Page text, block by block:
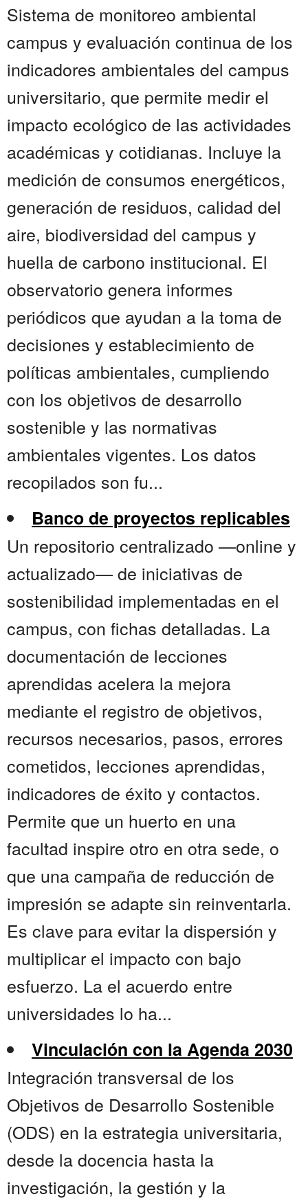
Sistema de monitoreo ambiental
campus y evaluación continua de los
indicadores ambientales del campus
universitario, que permite medir el
impacto ecológico de las actividades
académicas y cotidianas. Incluye la
medición de consumos energéticos,
generación de residuos, calidad del
aire, biodiversidad del campus y
huella de carbono institucional. El
observatorio genera informes
periódicos que ayudan a la toma de
decisiones y establecimiento de
políticas ambientales, cumpliendo
con los objetivos de desarrollo
sostenible y las normativas
ambientales vigentes. Los datos
recopilados son fu...
Banco de proyectos replicables
Un repositorio centralizado —online y
actualizado— de iniciativas de
sostenibilidad implementadas en el
campus, con fichas detalladas. La
documentación de lecciones
aprendidas acelera la mejora
mediante el registro de objetivos,
recursos necesarios, pasos, errores
cometidos, lecciones aprendidas,
indicadores de éxito y contactos.
Permite que un huerto en una
facultad inspire otro en otra sede, o
que una campaña de reducción de
impresión se adapte sin reinventarla.
Es clave para evitar la dispersión y
multiplicar el impacto con bajo
esfuerzo. La el acuerdo entre
universidades lo ha...
Vinculación con la Agenda 2030
Integración transversal de los
Objetivos de Desarrollo Sostenible
(ODS) en la estrategia universitaria,
desde la docencia hasta la
investigación, la gestión y la